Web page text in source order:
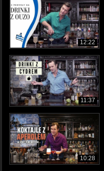
12:22
11:37
10:28